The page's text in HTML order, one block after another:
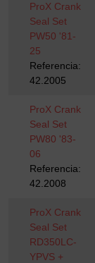
ProX Crank
Seal Set
PW50 '81-
25
Referencia:
42.2005
ProX Crank
Seal Set
PW80 '83-
06
Referencia:
42.2008
ProX Crank
Seal Set
RD350LC-
YPVS +